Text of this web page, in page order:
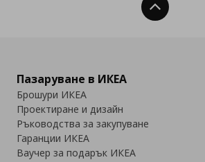
Нагоре
Пазаруване в ИКЕА
Брошури ИКЕА
Проектиране и дизайн
Ръководства за закупуване
Гаранции ИКЕА
Ваучер за подарък ИКЕА